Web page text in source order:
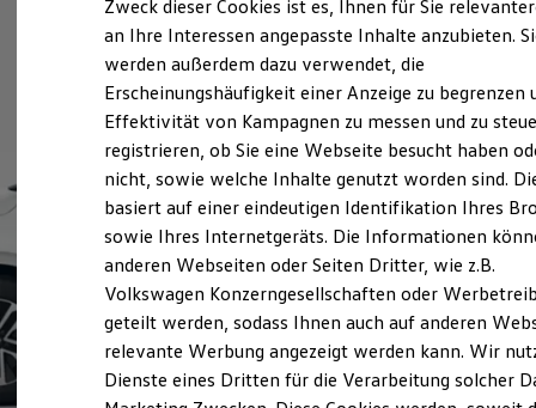
Laden
Laden unterwegs
Laden Zuhause
Ladezeitensimulator
Batterie
Sicherheit
Garantie und Lebensdauer
Nachhaltigkeit
Technologie
Kosten und Kauf
Verbrauchskosten
Kaufoptionen
E-Auto-Förderung
Software und Konnektivität
Die ID. Software 6
ID. Software Versionen und Updates
Digitale Extras
Schnittstellen zu Ihrem ID.
Zweck dieser Cookies ist es, Ihnen für Sie
an Ihre Interessen angepasste Inhalte anzubieten.
werden außerdem dazu verwendet, die
Erscheinungshäufigkeit einer Anzeige zu begrenzen
Effektivität von Kampagnen zu messen und zu
registrieren, ob Sie eine Webseite besucht haben
nicht, sowie welche Inhalte genutzt worden sind.
basiert auf einer eindeutigen Identifikation Ihres
sowie Ihres Internetgeräts. Die Informationen
anderen Webseiten oder Seiten Dritter, wie z.B.
Volkswagen Konzerngesellschaften oder
geteilt werden, sodass Ihnen auch auf anderen
relevante Werbung angezeigt werden kann. Wir
Dienste eines Dritten für die Verarbeitung solcher